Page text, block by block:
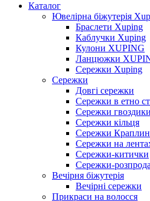
Каталог
Ювелірна біжутерія
Браслети Xuping
Каблучки Xuping
Кулони XUPING
Ланцюжки
Сережки Xuping
Сережки
Довгі сережки
Сережки в етно
Сережки
Сережки кільця
Сережки
Сережки на
Сережки-китички
Сережки-
Вечірня біжутерія
Вечірні сережки
Прикраси на волосся